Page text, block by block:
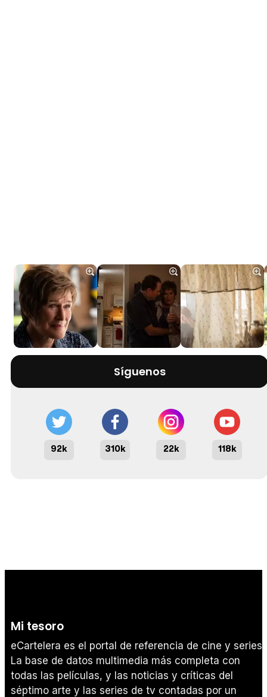
Síguenos
92k 310k 22k 118k
Mi tesoro
eCartelera es el portal de referencia de cine y series.
La base de datos multimedia más completa con
todas las películas, y las noticias y críticas del
séptimo arte y las series de tv contadas por un